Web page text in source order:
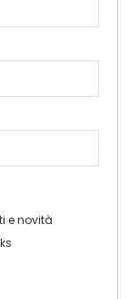
e novità